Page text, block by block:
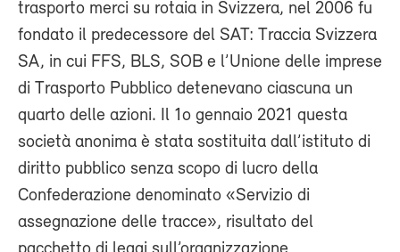
trasporto merci su rotaia in Svizzera, nel 2006 fu
fondato il predecessore del SAT: Traccia Svizzera
SA, in cui FFS, BLS, SOB e l’Unione delle imprese
di Trasporto Pubblico detenevano ciascuna un
quarto delle azioni. Il 1o gennaio 2021 questa
società anonima è stata sostituita dall’istituto di
diritto pubblico senza scopo di lucro della
Confederazione denominato «Servizio di
assegnazione delle tracce», risultato del